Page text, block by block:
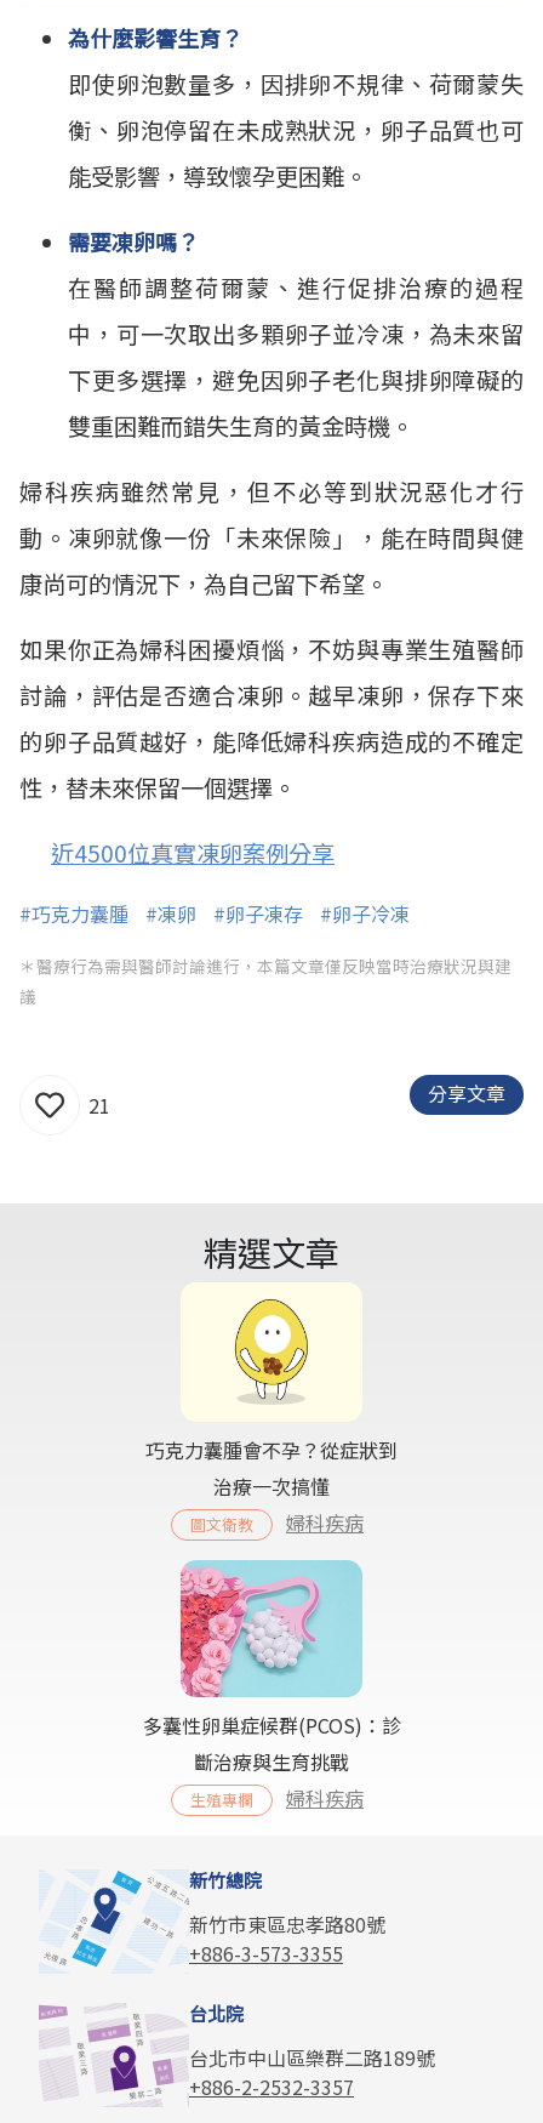
為什麼影響生育？
即使卵泡數量多，因排卵不規律、荷爾蒙失
衡、卵泡停留在未成熟狀況，卵子品質也可
能受影響，導致懷孕更困難。
需要凍卵嗎？
在醫師調整荷爾蒙、進行促排治療的過程
中，可一次取出多顆卵子並冷凍，為未來留
下更多選擇，避免因卵子老化與排卵障礙的
雙重困難而錯失生育的黃金時機。
婦科疾病雖然常見，但不必等到狀況惡化才行
動。凍卵就像一份「未來保險」，能在時間與健
康尚可的情況下，為自己留下希望。
如果你正為婦科困擾煩惱，不妨與專業生殖醫師
討論，評估是否適合凍卵。越早凍卵，保存下來
的卵子品質越好，能降低婦科疾病造成的不確定
性，替未來保留一個選擇。
近4500位真實凍卵案例分享
#巧克力囊腫 #凍卵 #卵子凍存 #卵子冷凍
＊醫療行為需與醫師討論進行，本篇文章僅反映當時治療狀況與建
議
21 分享文章
精選文章
巧克力囊腫會不孕？從症狀到
治療一次搞懂
圖文衛教 婦科疾病
多囊性卵巢症候群(PCOS)：診
斷治療與生育挑戰
生殖專欄 婦科疾病
新竹總院
新竹市東區忠孝路80號
+886-3-573-3355
台北院
台北市中山區樂群二路189號
+886-2-2532-3357